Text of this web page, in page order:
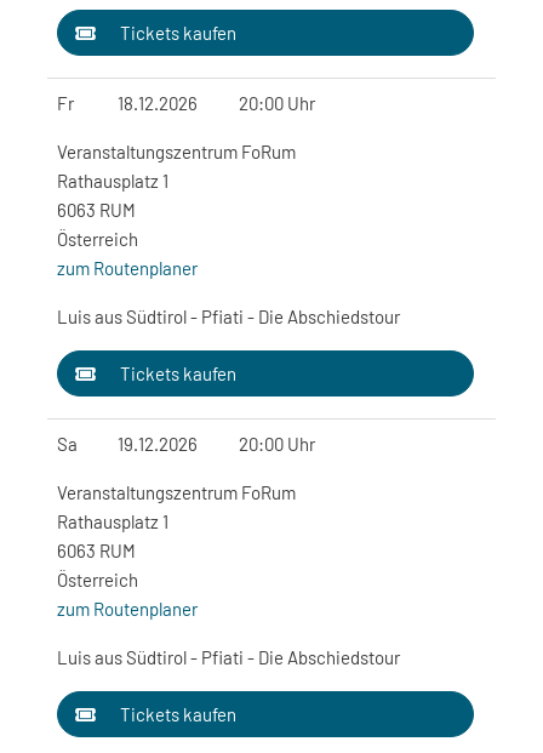
Tickets kaufen
Fr 18.12.2026 20:00 Uhr
Veranstaltungszentrum FoRum
Rathausplatz 1
6063 RUM
Österreich
zum Routenplaner
Luis aus Südtirol - Pfiati - Die Abschiedstour
Tickets kaufen
Sa 19.12.2026 20:00 Uhr
Veranstaltungszentrum FoRum
Rathausplatz 1
6063 RUM
Österreich
zum Routenplaner
Luis aus Südtirol - Pfiati - Die Abschiedstour
Tickets kaufen